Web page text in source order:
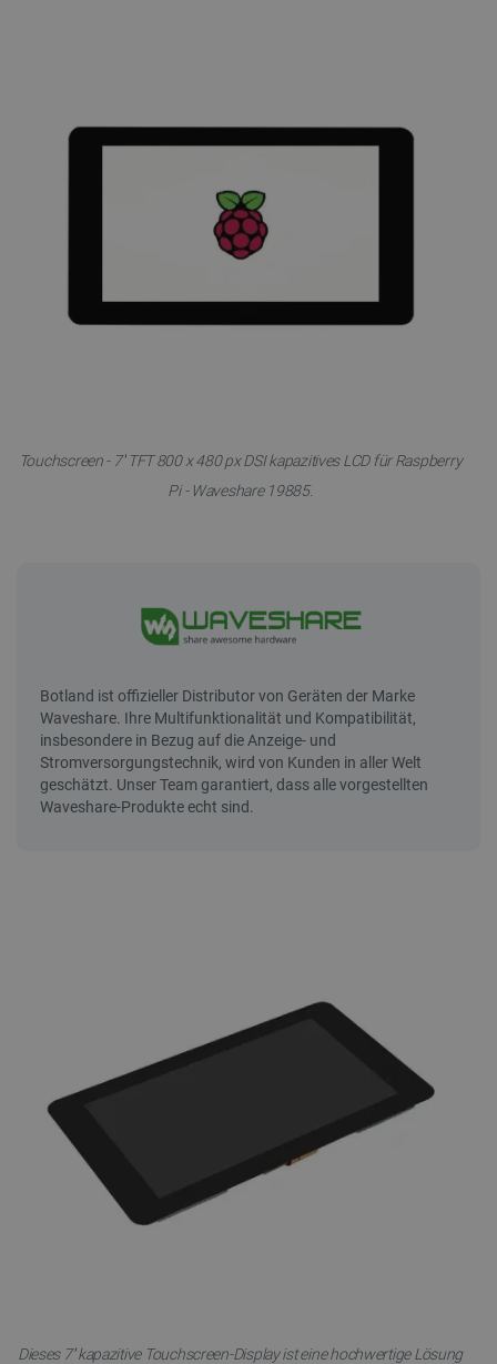
Touchscreen - 7'' TFT 800 x 480 px DSI kapazitives LCD für Raspberry
Pi - Waveshare 19885.
Dieses 7'' kapazitive Touchscreen-Display ist eine hochwertige Lösung